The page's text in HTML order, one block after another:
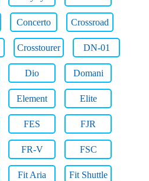
Concerto Crossroad
Crosstourer DN-01
Dio Domani
Element Elite
FES FJR
FR-V FSC
Fit Aria Fit Shuttle